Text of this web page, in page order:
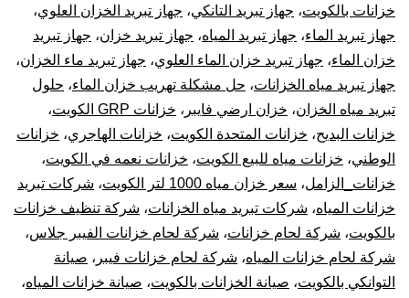
خزانات بالكويت، جهاز تبريد التانكي، جهاز تبريد الخزان العلوي،
جهاز تبريد الماء، جهاز تبريد المياه، جهاز تبريد خزان، جهاز تبريد
خزان الماء، جهاز تبريد خزان الماء العلوي، جهاز تبريد ماء الخزان،
جهاز تبريد مياه الخزانات، حل مشكلة تهريب خزان الماء، حلول
تبريد مياه الخزان، خزان ارضي فايبر ، خزانات GRP الكويت
،
خزانات البديح، خزانات المتحدة الكويت، خزانات الهاجري، خزانات
الوطني، خزانات مياه للبيع الكويت، خزانات نعمه في الكويت،
خزانات_الزامل، سعر خزان مياه 1000 لتر الكويت ، شركات تبريد
خزانات المياه، شركات تبريد مياه الخزانات، شركة تنظيف خزانات
بالكويت، شركة لحام خزانات، شركة لحام خزانات الفيبر جلاس،
شركة لحام خزانات المياه، شركة لحام خزانات فيبر ، صيانة
التوانكي بالكويت، صيانة الخزانات بالكويت، صيانة خزانات المياه،